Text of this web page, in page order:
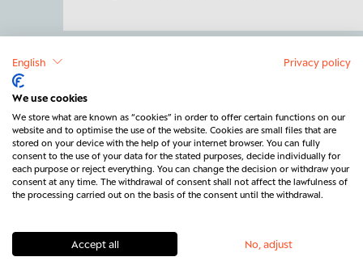
BERENBERG
Über uns
Geschäftsbereiche
Fondsübersicht
Nachhaltigkeit
Karriere
Presse
Berichte
INSIGHTS & WISSEN
Whitepaper & Guides
Glossar
English Privacy policy
We use cookies
We store what are known as “cookies” in order to offer certain functions on our
website and to optimise the use of the website. Cookies are small files that are
stored on your device with the help of your internet browser. You can fully
consent to the use of your data for the stated purposes, decide individually for
each purpose or reject everything. You can change the decision or withdraw your
consent at any time. The withdrawal of consent shall not affect the lawfulness of
the processing carried out on the basis of the consent until the withdrawal.
Accept all No, adjust